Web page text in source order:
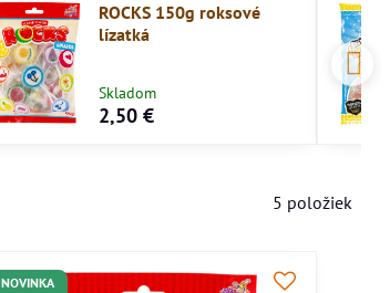
ROCKS 150g roksové
lízatká
Skladom
2,50 €
5 položiek
NOVINKA